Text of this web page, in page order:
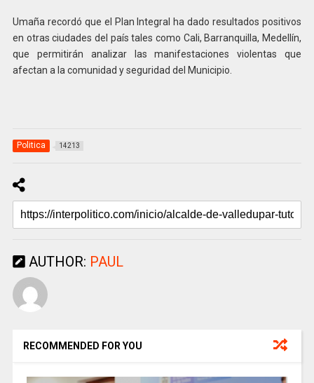
Umaña recordó que el Plan Integral ha dado resultados positivos
en otras ciudades del país tales como Cali, Barranquilla, Medellín,
que permitirán analizar las manifestaciones violentas que
afectan a la comunidad y seguridad del Municipio.
Politica 14213
AUTHOR: PAUL
RECOMMENDED FOR YOU